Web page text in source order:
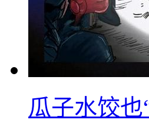
瓜子水饺也